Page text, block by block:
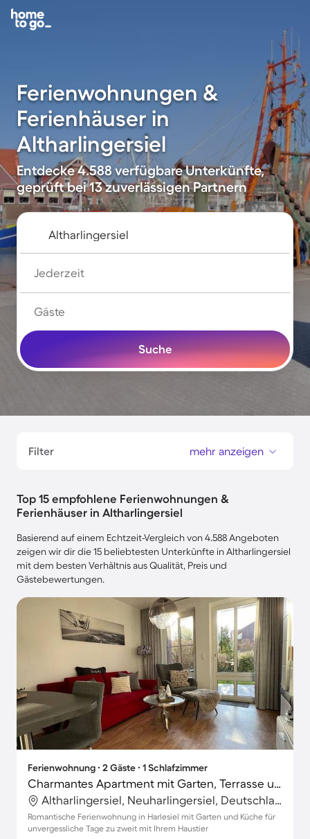
Ferienwohnungen &
Ferienhäuser in
Altharlingersiel
Entdecke 4.588 verfügbare Unterkünfte,
geprüft bei 13 zuverlässigen Partnern
Jederzeit
Gäste
Suche
Filter mehr anzeigen
Top 15 empfohlene Ferienwohnungen &
Ferienhäuser in Altharlingersiel
Basierend auf einem Echtzeit-Vergleich von 4.588 Angeboten
zeigen wir dir die 15 beliebtesten Unterkünfte in Altharlingersiel
mit dem besten Verhältnis aus Qualität, Preis und
Gästebewertungen.
Ferienwohnung ∙ 2 Gäste ∙ 1 Schlafzimmer
Charmantes Apartment mit Garten, Terrasse und Grill | Haustiere erlaubt
Altharlingersiel, Neuharlingersiel, Deutschland
Romantische Ferienwohnung in Harlesiel mit Garten und Küche für
unvergessliche Tage zu zweit mit Ihrem Haustier